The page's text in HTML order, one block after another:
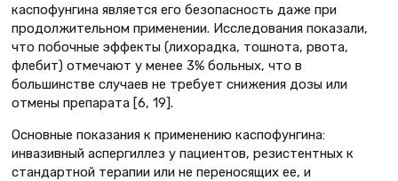
каспофунгина является его безопасность даже при
продолжительном применении. Исследования показали,
что побочные эффекты (лихорадка, тошнота, рвота,
флебит) отмечают у менее 3% больных, что в
большинстве случаев не требует снижения дозы или
отмены препарата [6, 19].
Основные показания к применению каспофунгина:
инвазивный аспергиллез у пациентов, резистентных к
стандартной терапии или не переносящих ее, и